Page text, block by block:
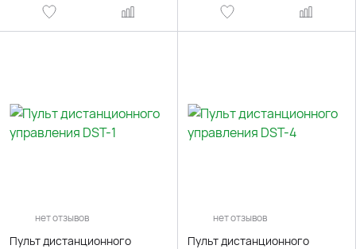
нет отзывов
Пульт дистанционного
нет отзывов
Пульт дистанционного